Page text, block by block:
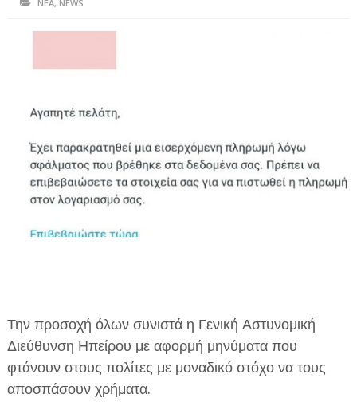
ΗΠΕΙΡΟΣ
ΑΡΤΑ
ΙΟΝΙΑ ΝΗΣΙΑ
ΚΑΙ ΕΛΛΑΔΑ
ΥΓΕΙΑ-ΟΜΟΡΦΙΑ
ΤΕΧΝΟΛΟΓΙΑ
ΔΙΕΘΝΗ
ΝΕΑ, NEWS
Την προσοχή όλων συνιστά η Γενική Αστυνομική
Διεύθυνση Ηπείρου με αφορμή μηνύματα που
φτάνουν στους πολίτες με μοναδικό στόχο να τους
αποσπάσουν χρήματα.